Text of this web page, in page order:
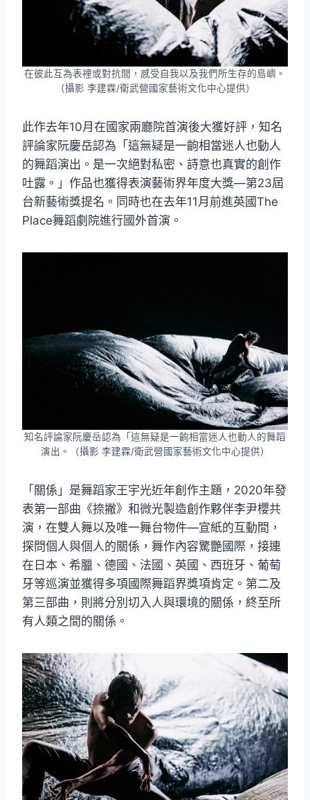
在彼此互為表裡或對抗間，感受自我以及我們所生存的島嶼。
（攝影 李建霖/衛武營國家藝術文化中心提供）
此作去年10月在國家兩廳院首演後大獲好評，知名
評論家阮慶岳認為「這無疑是一齣相當迷人也動人
的舞蹈演出。是一次絕對私密、詩意也真實的創作
吐露。」作品也獲得表演藝術界年度大獎—第23屆
台新藝術獎提名。同時也在去年11月前進英國The
Place舞蹈劇院進行國外首演。
知名評論家阮慶岳認為「這無疑是一齣相當迷人也動人的舞蹈
演出。（攝影 李建霖/衛武營國家藝術文化中心提供）
「關係」是舞蹈家王宇光近年創作主題，2020年發
表第一部曲《捺撇》和微光製造創作夥伴李尹櫻共
演，在雙人舞以及唯一舞台物件—宣紙的互動間，
探問個人與個人的關係，舞作內容驚艷國際，接連
在日本、希臘、德國、法國、英國、西班牙、葡萄
牙等巡演並獲得多項國際舞蹈界獎項肯定。第二及
第三部曲，則將分別切入人與環境的關係，終至所
有人類之間的關係。